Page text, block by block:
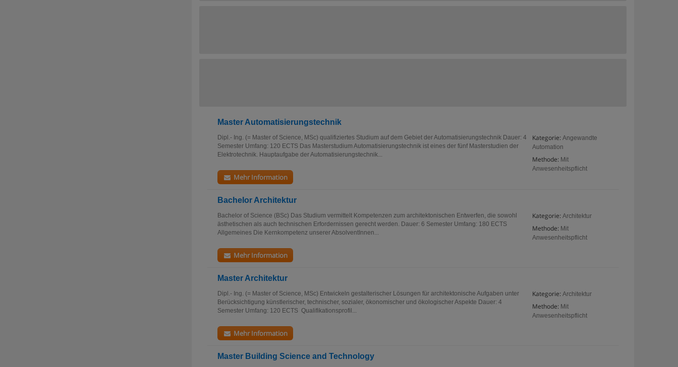
Master Automatisierungstechnik
Kategorie: Angewandte
Automation
Methode: Mit
Anwesenheitspflicht
Dipl.- Ing. (= Master of Science, MSc) qualifiziertes Studium auf dem Gebiet der Automatisierungstechnik Dauer: 4
Semester Umfang: 120 ECTS Das Masterstudium Automatisierungstechnik ist eines der fünf Masterstudien der
Elektrotechnik. Hauptaufgabe der Automatisierungstechnik...
Mehr Information
Bachelor Architektur
Kategorie: Architektur
Methode: Mit
Anwesenheitspflicht
Bachelor of Science (BSc) Das Studium vermittelt Kompetenzen zum architektonischen Entwerfen, die sowohl
ästhetischen als auch technischen Erfordernissen gerecht werden. Dauer: 6 Semester Umfang: 180 ECTS
Allgemeines Die Kernkompetenz unserer AbsolventInnen...
Mehr Information
Master Architektur
Kategorie: Architektur
Methode: Mit
Anwesenheitspflicht
Dipl.- Ing. (= Master of Science, MSc) Entwickeln gestalterischer Lösungen für architektonische Aufgaben unter
Berücksichtigung künstlerischer, technischer, sozialer, ökonomischer und ökologischer Aspekte Dauer: 4
Semester Umfang: 120 ECTS Qualifikationsprofil...
Mehr Information
Master Building Science and Technology